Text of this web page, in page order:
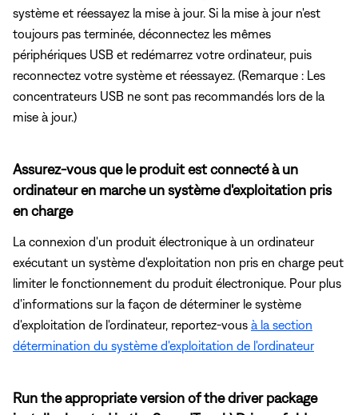
système et réessayez la mise à jour. Si la mise à jour n'est
toujours pas terminée, déconnectez les mêmes
périphériques USB et redémarrez votre ordinateur, puis
reconnectez votre système et réessayez. (Remarque : Les
concentrateurs USB ne sont pas recommandés lors de la
mise à jour.)
Assurez-vous que le produit est connecté à un
ordinateur en marche un système d'exploitation pris
en charge
La connexion d'un produit électronique à un ordinateur
exécutant un système d'exploitation non pris en charge peut
limiter le fonctionnement du produit électronique. Pour plus
d'informations sur la façon de déterminer le système
d'exploitation de l'ordinateur, reportez-vous à la section
détermination du système d'exploitation de l'ordinateur
Run the appropriate version of the driver package